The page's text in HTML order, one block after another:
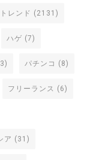
トレンド (2131)
ハゲ (7)
パチンコ (8)
フリーランス (6)
ア (31)